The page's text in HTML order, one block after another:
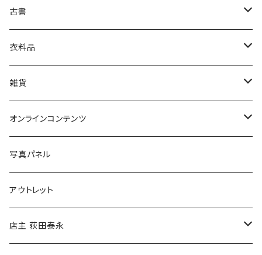
絵本・児童書
娯楽・エンターテインメント
古書
古書セット
美術
衣料品
POLEWARDS
Tシャツ
雑貨
バッグ
ブックカバー
マグカップ
傘
オンラインコンテンツ
冒険クロストーク
写真パネル
アウトレット
店主 荻田泰永